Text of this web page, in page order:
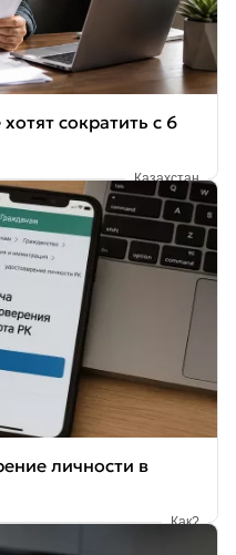
сократить с 6
Казахстан
личности в
Как?